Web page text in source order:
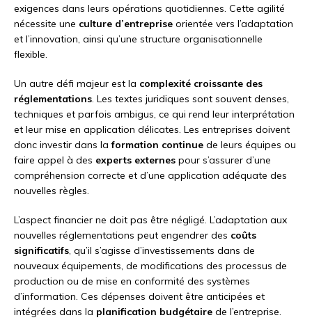
exigences dans leurs opérations quotidiennes. Cette agilité
nécessite une culture d’entreprise orientée vers l’adaptation
et l’innovation, ainsi qu’une structure organisationnelle
flexible.
Un autre défi majeur est la complexité croissante des
réglementations. Les textes juridiques sont souvent denses,
techniques et parfois ambigus, ce qui rend leur interprétation
et leur mise en application délicates. Les entreprises doivent
donc investir dans laformation continue de leurs équipes ou
faire appel à des experts externes pour s’assurer d’une
compréhension correcte et d’une application adéquate des
nouvelles règles.
L’aspect financier ne doit pas être négligé. L’adaptation aux
nouvelles réglementations peut engendrer des coûts
significatifs, qu’il s’agisse d’investissements dans de
nouveaux équipements, de modifications des processus de
production ou de mise en conformité des systèmes
d’information. Ces dépenses doivent être anticipées et
intégrées dans la planification budgétaire de l’entreprise.